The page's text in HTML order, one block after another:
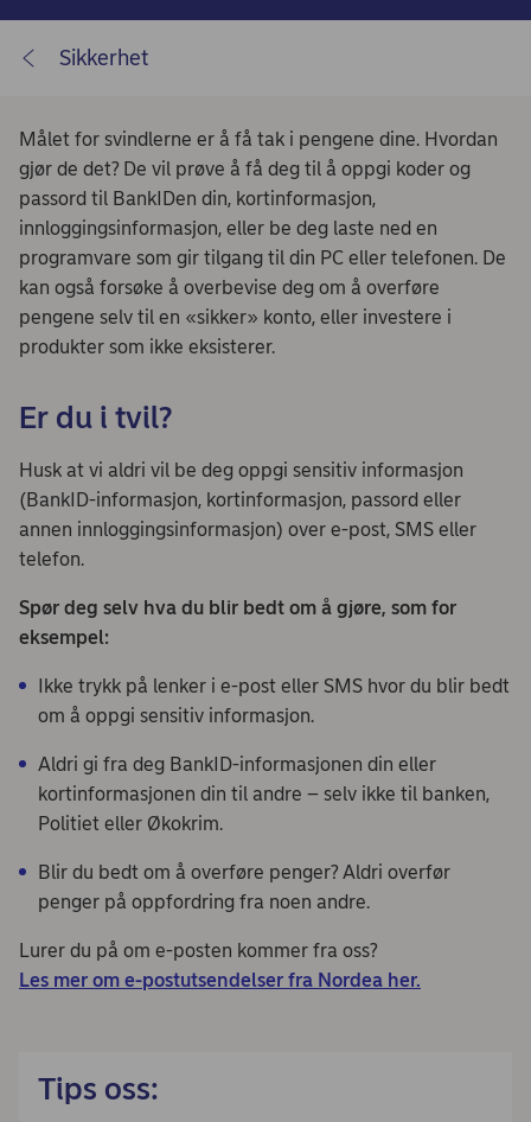
Sikkerhet
Målet for svindlerne er å få tak i pengene dine. Hvordan
gjør de det? De vil prøve å få deg til å oppgi koder og
passord til BankIDen din, kortinformasjon,
innloggingsinformasjon, eller be deg laste ned en
programvare som gir tilgang til din PC eller telefonen. De
kan også forsøke å overbevise deg om å overføre
pengene selv til en «sikker» konto, eller investere i
produkter som ikke eksisterer.
Er du i tvil?
Husk at vi aldri vil be deg oppgi sensitiv informasjon
(BankID-informasjon, kortinformasjon, passord eller
annen innloggingsinformasjon) over e-post, SMS eller
telefon.
Spør deg selv hva du blir bedt om å gjøre, som for
eksempel:
Ikke trykk på lenker i e-post eller SMS hvor du blir bedt
om å oppgi sensitiv informasjon.
Aldri gi fra deg BankID-informasjonen din eller
kortinformasjonen din til andre – selv ikke til banken,
Politiet eller Økokrim.
Blir du bedt om å overføre penger? Aldri overfør
penger på oppfordring fra noen andre.
Lurer du på om e-posten kommer fra oss?
Les mer om e-postutsendelser fra Nordea her.
Tips oss: